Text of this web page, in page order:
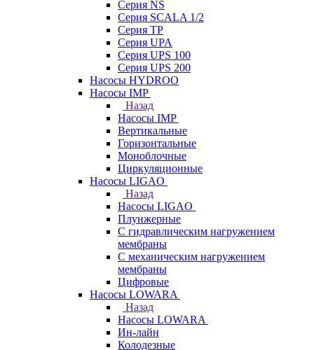
Серия NS
Серия SCALA 1/2
Серия TP
Серия UPA
Серия UPS 100
Серия UPS 200
Насосы HYDROO
Насосы IMP
Назад
Насосы IMP
Вертикальные
Горизонтальные
Моноблочные
Циркуляционные
Насосы LIGAO
Назад
Насосы LIGAO
Плунжерные
С гидравлическим нагружением
мембраны
С механическим нагружением
мембраны
Цифровые
Насосы LOWARA
Назад
Насосы LOWARA
Ин-лайн
Колодезные